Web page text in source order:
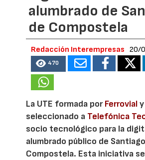
alumbrado de
de Compostela
Redacción Interempresas 20/
470
La UTE formada porFerrovialy
seleccionado a Telefónica
socio tecnológico para la
alumbrado público de
Compostela. Esta iniciativa